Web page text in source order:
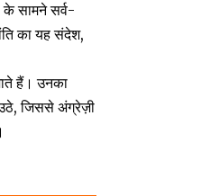
के सामने सर्व-
का यह संदेश,
हैं। उनका
जिससे अंग्रेज़ी